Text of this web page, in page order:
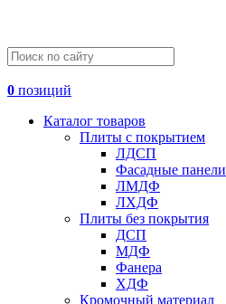
0 позиций
Каталог товаров
Плиты с покрытием
ЛДСП
Фасадные панели
ЛМДФ
ЛХДФ
Плиты без покрытия
ДСП
МДФ
Фанера
ХДФ
Кромочный материал